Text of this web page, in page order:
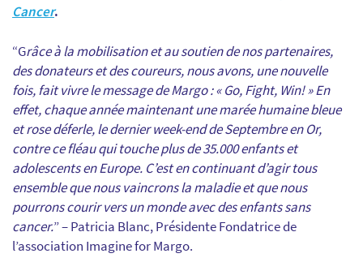
Cancer.
“Grâce à la mobilisation et au soutien de nos partenaires,
des donateurs et des coureurs, nous avons, une nouvelle
fois, fait vivre le message de Margo : « Go, Fight, Win! » En
effet, chaque année maintenant une marée humaine bleue
et rose déferle, le dernier week-end de Septembre en Or,
contre ce fléau qui touche plus de 35.000 enfants et
adolescents en Europe. C’est en continuant d’agir tous
ensemble que nous vaincrons la maladie et que nous
pourrons courir vers un monde avec des enfants sans
cancer.” – Patricia Blanc, Présidente Fondatrice de
l’association Imagine for Margo.